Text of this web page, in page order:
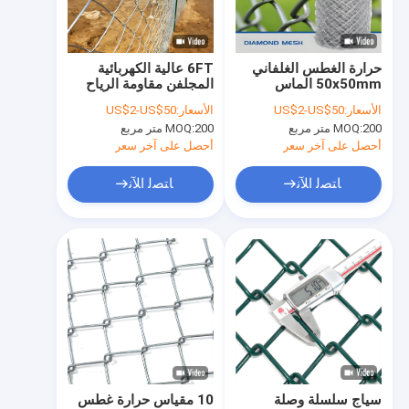
حولنا
جولة في المصنع
اتصل بنا
أخبار
اطلب عرض أسعار
سياج شبكي من الأسلاك المعدنية
السياج المؤقت المعدني
6FT عالية الكهربائية
المجلفن مقاومة الرياح
سلسلة ربط السياج شبكة
سلكية لفة
الأسعار:US$2-US$50
MOQ:200 متر مربع
أحصل على آخر سعر
ﺎﺘﺼﻟ ﺍﻶﻧ
حرارة الغطس الغلفاني
50x50mm الماس
سلسلة وصلة السياج
للاستخدام الزراعي
الأسعار:US$2-US$50
MOQ:200 متر مربع
أحصل على آخر سعر
ﺎﺘﺼﻟ ﺍﻶﻧ
10 مقياس حرارة غطس
سياج سلسلة وصلة